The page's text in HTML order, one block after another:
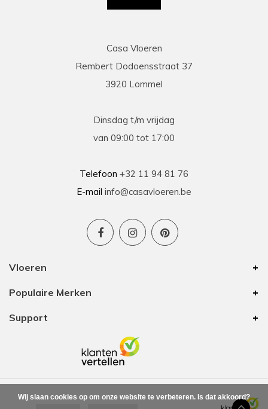
Casa Vloeren
Rembert Dodoensstraat 37
3920 Lommel
Dinsdag t/m vrijdag
van 09:00 tot 17:00
Telefoon +32 11 94 81 76
E-mail info@casavloeren.be
Vloeren
Populaire Merken
Support
Wij slaan cookies op om onze website te verbeteren. Is dat akkoord?